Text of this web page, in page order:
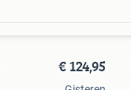
€ 124,95